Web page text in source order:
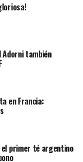
Adorni también
en Francia:
el primer té argentino